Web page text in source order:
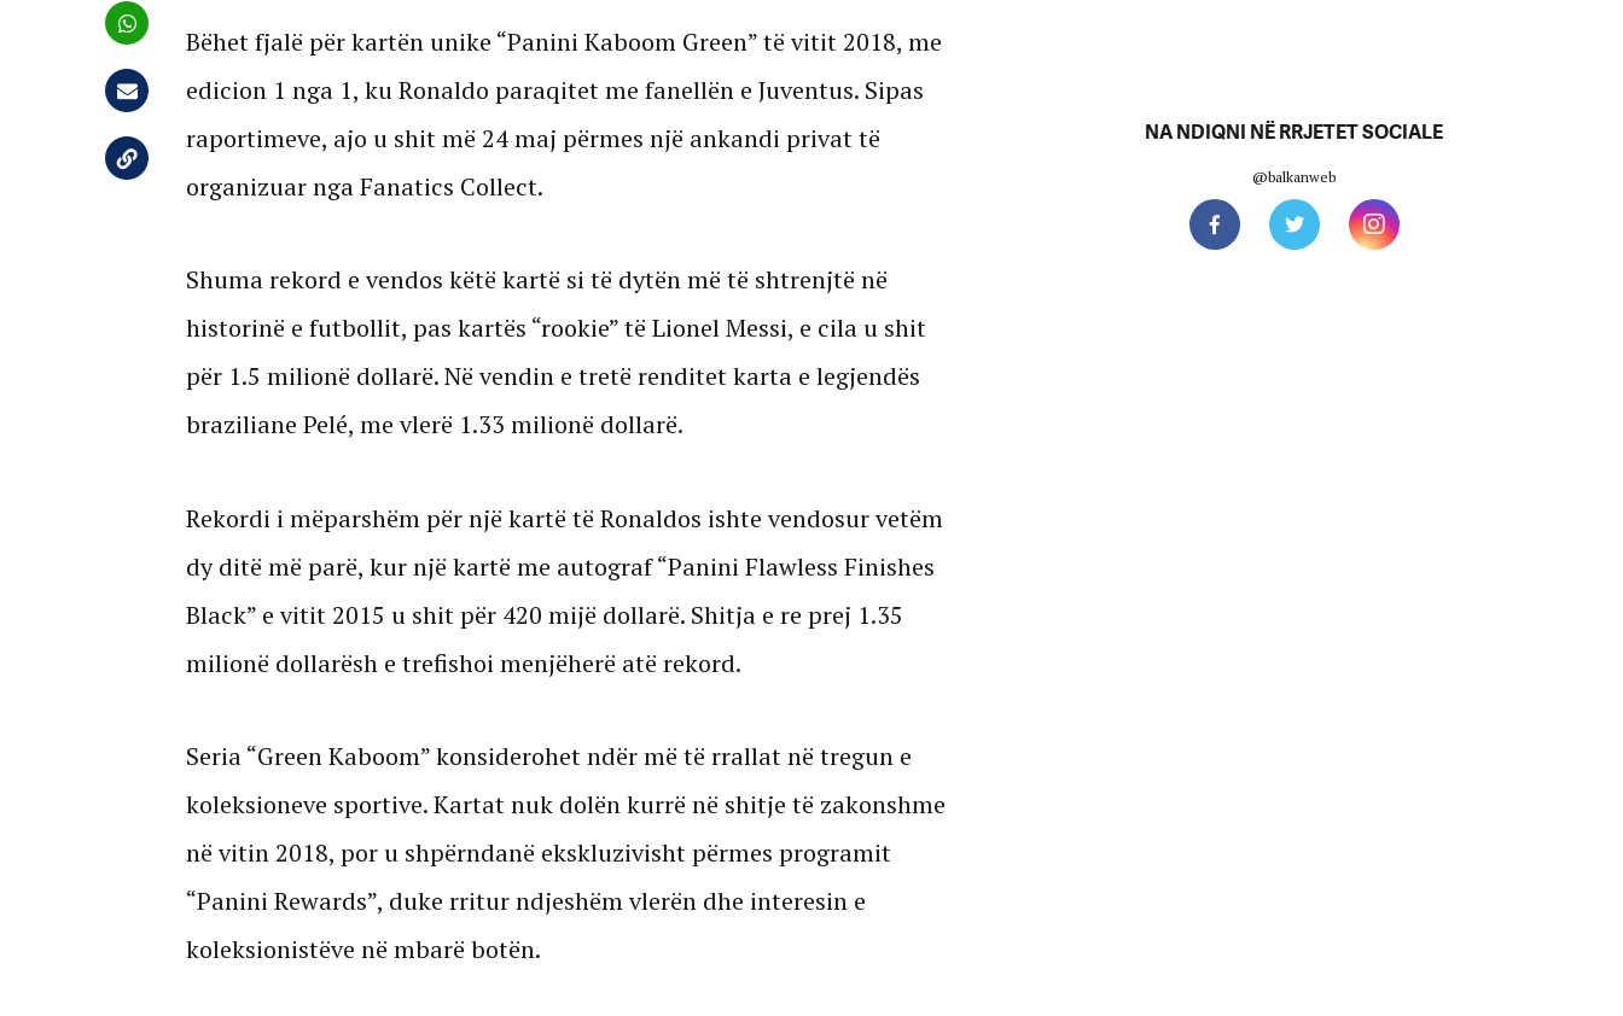
Bëhet fjalë për kartën unike “Panini Kaboom Green” të vitit 2018, me
edicion 1 nga 1, ku Ronaldo paraqitet me fanellën e Juventus. Sipas
raportimeve, ajo u shit më 24 maj përmes një ankandi privat të
organizuar nga Fanatics Collect.
Shuma rekord e vendos këtë kartë si të dytën më të shtrenjtë në
historinë e futbollit, pas kartës “rookie” të Lionel Messi, e cila u shit
për 1.5 milionë dollarë. Në vendin e tretë renditet karta e legjendës
braziliane Pelé, me vlerë 1.33 milionë dollarë.
Rekordi i mëparshëm për një kartë të Ronaldos ishte vendosur vetëm
dy ditë më parë, kur një kartë me autograf “Panini Flawless Finishes
Black” e vitit 2015 u shit për 420 mijë dollarë. Shitja e re prej 1.35
milionë dollarësh e trefishoi menjëherë atë rekord.
Seria “Green Kaboom” konsiderohet ndër më të rrallat në tregun e
koleksioneve sportive. Kartat nuk dolën kurrë në shitje të zakonshme
në vitin 2018, por u shpërndanë ekskluzivisht përmes programit
“Panini Rewards”, duke rritur ndjeshëm vlerën dhe interesin e
koleksionistëve në mbarë botën.
NA NDIQNI NË RRJETET SOCIALE
@balkanweb